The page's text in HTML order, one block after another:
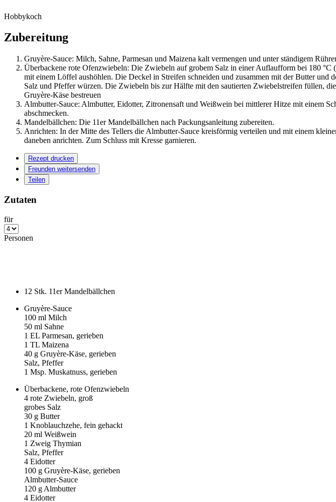
Hobbykoch
Zubereitung
Gruyère-Sauce: Milch, Sahne, Parmesan und Maizena kalt vermengen und unter ständigem
Überbackene rote Ofenzwiebeln: Die Zwiebeln auf grobem Salz in einer Auflaufform bei 180
mit einem Löffel aushöhlen. Die Deckel in Streifen schneiden und zusammen mit der Butter
Salz und Pfeffer würzen. Die Zwiebeln bis zur Hälfte mit den sautierten Zwiebelstreifen füllen,
Gruyère-Käse bestreuen
Almbutter-Sauce: Almbutter, Eidotter, Zitronensaft und Weißwein bei mittlerer Hitze mit einem
abschmecken.
Mandelbällchen: Die 11er Mandelbällchen nach Packungsanleitung zubereiten.
Anrichten: In der Mitte des Tellers die Almbutter-Sauce kreisförmig verteilen und mit einem
daneben anrichten. Zum Schluss mit Kresse garnieren.
Rezept drucken
Freunden weitersenden
Teilen
Zutaten
für
Personen
12 Stk. 11er Mandelbällchen
Gruyère-Sauce
100 ml Milch
50 ml Sahne
1 EL Parmesan, gerieben
1 TL Maizena
40 g Gruyère-Käse, gerieben
Salz, Pfeffer
1 Msp. Muskatnuss, gerieben
Überbackene, rote Ofenzwiebeln
4 rote Zwiebeln, groß
grobes Salz
30 g Butter
1 Knoblauchzehe, fein gehackt
20 ml Weißwein
1 Zweig Thymian
Salz, Pfeffer
4 Eidotter
100 g Gruyère-Käse, gerieben
Almbutter-Sauce
120 g Almbutter
4 Eidotter